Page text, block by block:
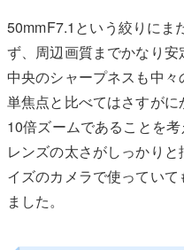
50mmF7.1という絞りにま
ず、周辺画質までかなり安
中央のシャープネスも中々
単焦点と比べてはさすが
10倍ズームであることを考
レンズの太さがしっかり
イズのカメラで使ってい
ました。